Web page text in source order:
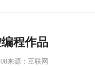
程作品
来源：互联网